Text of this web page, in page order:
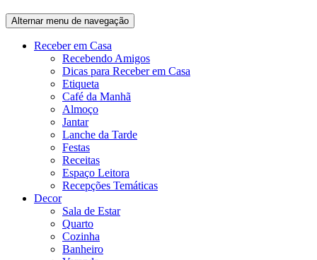
Alternar menu de navegação
Receber em Casa
Recebendo Amigos
Dicas para Receber em Casa
Etiqueta
Café da Manhã
Almoço
Jantar
Lanche da Tarde
Festas
Receitas
Espaço Leitora
Recepções Temáticas
Decor
Sala de Estar
Quarto
Cozinha
Banheiro